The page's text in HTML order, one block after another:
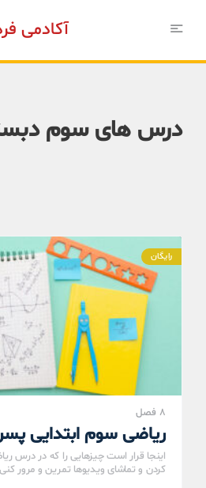
آکادمی
درس های سوم
رایگان
8 فصل
ریاضی سوم ابتدایی
اینجا قرار است چیزهایی را که در درس
کردن و تماشای ویدیوها تمرین و مرور